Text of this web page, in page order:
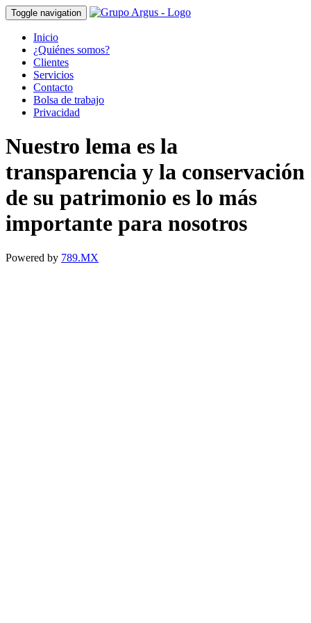
Toggle navigation
Inicio
¿Quiénes somos?
Clientes
Servicios
Contacto
Bolsa de trabajo
Privacidad
Nuestro lema es la
transparencia y la conservación
de su patrimonio es lo más
importante para nosotros
Powered by 789.MX